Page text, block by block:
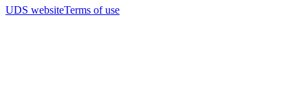
UDS websiteTerms of use